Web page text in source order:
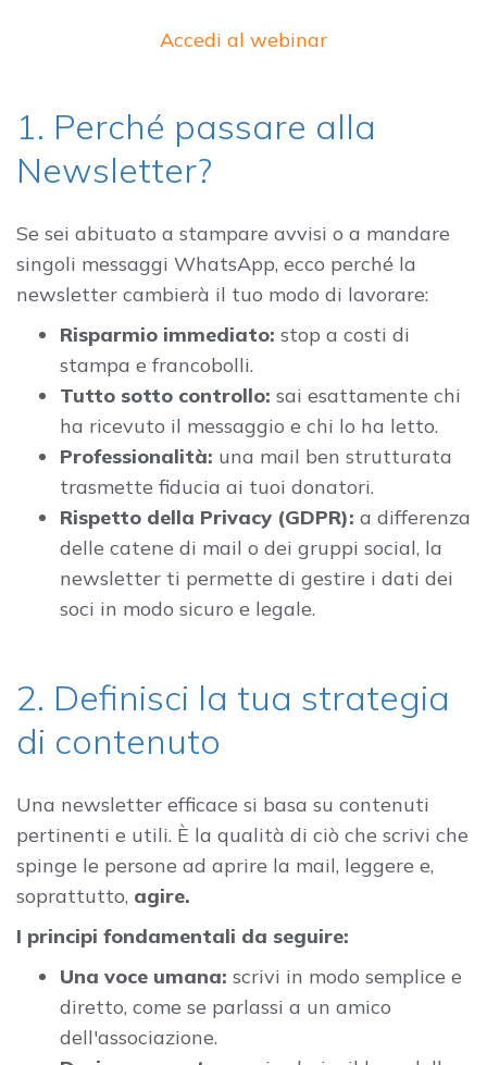
Accedi al webinar
1. Perché passare alla
Newsletter?
Se sei abituato a stampare avvisi o a mandare
singoli messaggi WhatsApp, ecco perché la
newsletter cambierà il tuo modo di lavorare:
Risparmio immediato: stop a costi di
stampa e francobolli.
Tutto sotto controllo: sai esattamente chi
ha ricevuto il messaggio e chi lo ha letto.
Professionalità: una mail ben strutturata
trasmette fiducia ai tuoi donatori.
Rispetto della Privacy (GDPR): a differenza
delle catene di mail o dei gruppi social, la
newsletter ti permette di gestire i dati dei
soci in modo sicuro e legale.
2. Definisci la tua strategia
di contenuto
Una newsletter efficace si basa su contenuti
pertinenti e utili. È la qualità di ciò che scrivi che
spinge le persone ad aprire la mail, leggere e,
soprattutto, agire.
I principi fondamentali da seguire:
Una voce umana: scrivi in modo semplice e
diretto, come se parlassi a un amico
dell'associazione.